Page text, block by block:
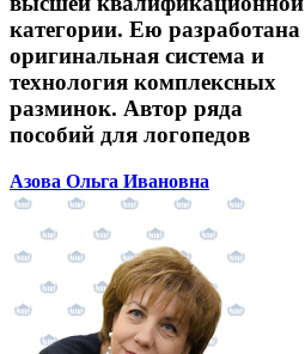
категории. Ею разработана
оригинальная система и
технология комплексных
разминок. Автор ряда
пособий для логопедов
Азова Ольга Ивановна